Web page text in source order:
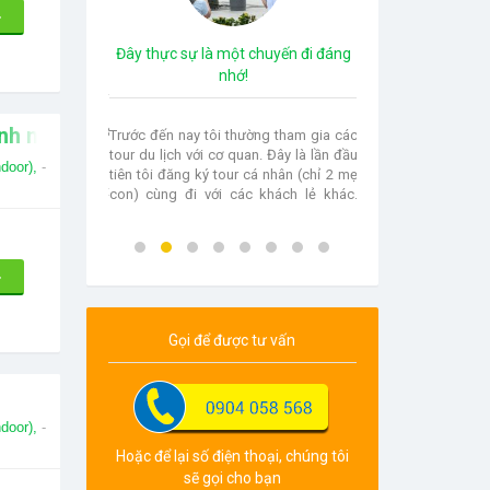
nghiệp
-
-
Đây thực sự là một chuyến đi đáng
Trước đến nay tôi thường tham gia các
tour du lịch với cơ quan. Đây là lần đầu
tiên tôi đăng ký tour cá nhân (chỉ 2 mẹ
con) cùng đi với các khách lẻ khác.
Thật tuyệt vời !
Hàn Quốc tháng 5 vừa rồi.Nói chung
rất vui, Hàn Quốc đẹp quá, khoác
mình những bộ áo nước bạn thật
con người Hàn Quốc thật tuyệt.Tôi
Gọi để được tư vấn
Hoặc để lại số điện thoại, chúng tôi
sẽ gọi cho bạn